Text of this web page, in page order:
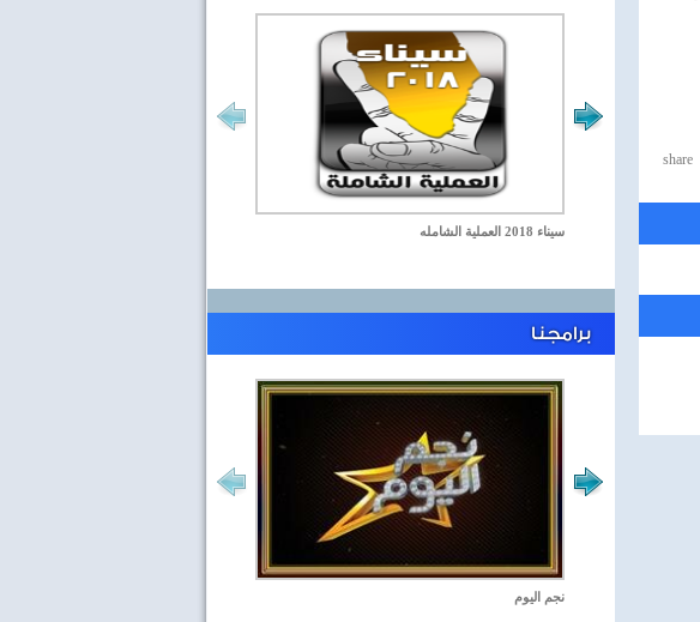
share
سيناء 2018 العملية الشامله
برامجنا
نجم اليوم